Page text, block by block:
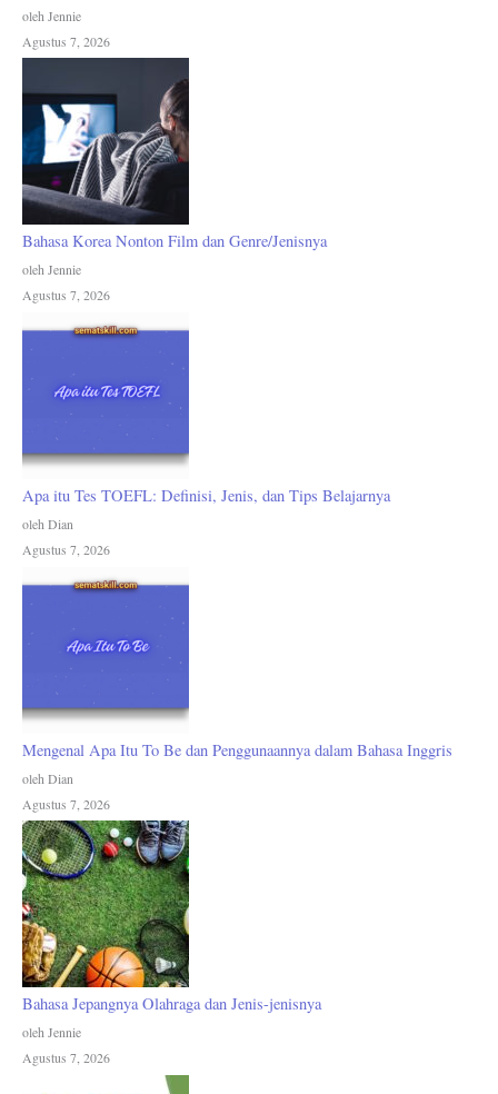
oleh Jennie
Agustus 7, 2026
Bahasa Korea Nonton Film dan Genre/Jenisnya
oleh Jennie
Agustus 7, 2026
Apa itu Tes TOEFL: Definisi, Jenis, dan Tips Belajarnya
oleh Dian
Agustus 7, 2026
Mengenal Apa Itu To Be dan Penggunaannya dalam Bahasa Inggris
oleh Dian
Agustus 7, 2026
Bahasa Jepangnya Olahraga dan Jenis-jenisnya
oleh Jennie
Agustus 7, 2026